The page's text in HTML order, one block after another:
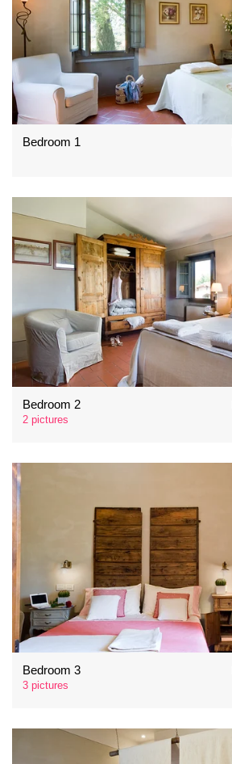
Bedroom 1
Bedroom 2
2 pictures
Bedroom 3
3 pictures